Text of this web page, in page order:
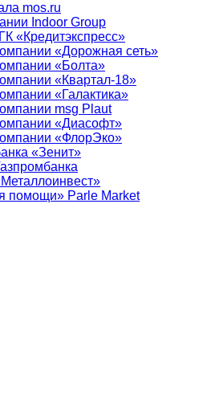
mos.ru
Indoor Group
«Кредитэкспресс»
«Дорожная сеть»
«Болта»
«Квартал-18»
«Галактика»
msg Plaut
«Диасофт»
«ФлорЭко»
«Зенит»
помощи» Parle Market